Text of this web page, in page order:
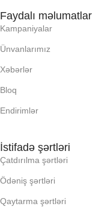
PROSESSOR
RAM
SSD
YAYC DALANN
Faydalı məlumatlar
Kampaniyalar
Ünvanlarımız
Xəbərlər
Bloq
Endirimlər
İstifadə şərtləri
Çatdırılma şərtləri
Ödəniş şərtləri
Qaytarma şərtləri